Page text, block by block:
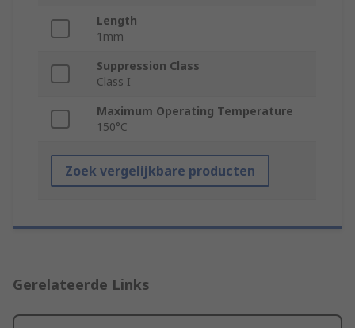
Length
1mm
Suppression Class
Class I
Maximum Operating Temperature
150°C
Zoek vergelijkbare producten
Gerelateerde Links